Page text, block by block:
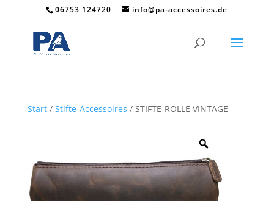
06753 124720 info@pa-accessoires.de
Start/ Stifte-Accessoires / STIFTE-ROLLE VINTAGE